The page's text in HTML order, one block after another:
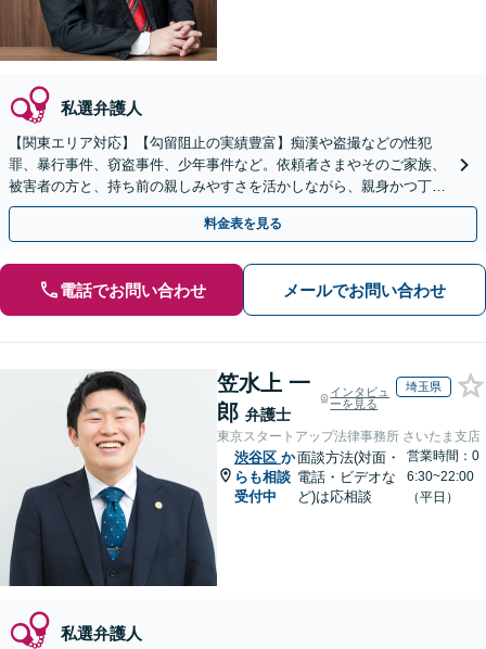
私選弁護人
【関東エリア対応】【勾留阻止の実績豊富】痴漢や盗撮などの性犯
罪、暴行事件、窃盗事件、少年事件など。依頼者さまやそのご家族、
被害者の方と、持ち前の親しみやすさを活かしながら、親身かつ丁寧
に向き合い、迅速な解決を目指します【初回相談無料】
料金表を見る
電話でお問い合わせ メールでお問い合わせ
笠水上 一
郎 弁護士
インタビュ
ーを見る
埼玉県
東京スタートアップ法律事務所 さいたま支店
渋谷区 か
らも相談
受付中
面談方法(対面・
電話・ビデオな
ど)は応相談
営業時間：0
6:30~22:00
（平日）
私選弁護人